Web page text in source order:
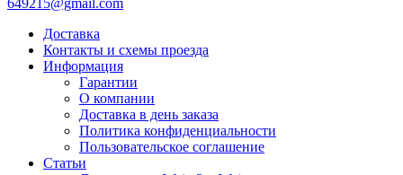
Доставка
Контакты и схемы проезда
Информация
Гарантии
О компании
Доставка в день заказа
Политика конфиденциальности
Пользовательское соглашение
Статьи